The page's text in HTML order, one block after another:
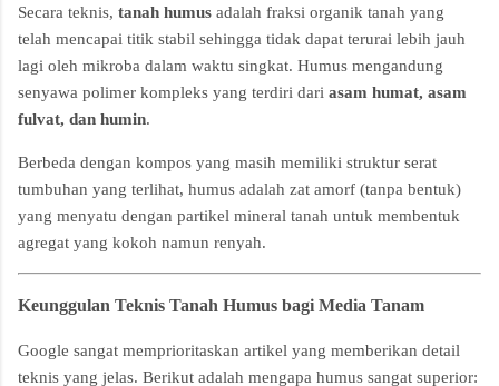
Secara teknis, tanah humus adalah fraksi organik tanah yang
telah mencapai titik stabil sehingga tidak dapat terurai lebih jauh
lagi oleh mikroba dalam waktu singkat. Humus mengandung
senyawa polimer kompleks yang terdiri dari asam humat, asam
fulvat, dan humin.
Berbeda dengan kompos yang masih memiliki struktur serat
tumbuhan yang terlihat, humus adalah zat amorf (tanpa bentuk)
yang menyatu dengan partikel mineral tanah untuk membentuk
agregat yang kokoh namun renyah.
Keunggulan Teknis Tanah Humus bagi Media Tanam
Google sangat memprioritaskan artikel yang memberikan detail
teknis yang jelas. Berikut adalah mengapa humus sangat superior: